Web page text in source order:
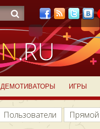
ДЕМОТИВАТОРЫ ИГРЫ
Пользователи